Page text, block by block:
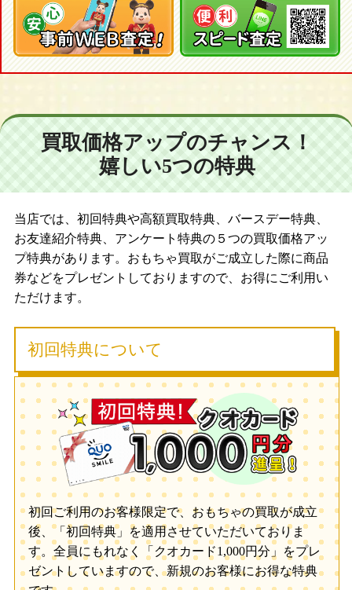
買取価格アップのチャンス！
嬉しい5つの特典
当店では、初回特典や高額買取特典、バースデー特典、
お友達紹介特典、アンケート特典の５つの買取価格アッ
プ特典があります。おもちゃ買取がご成立した際に商品
券などをプレゼントしておりますので、お得にご利用い
ただけます。
初回特典について
初回ご利用のお客様限定で、おもちゃの買取が成立
後、「初回特典」を適用させていただいておりま
す。全員にもれなく「クオカード1,000円分」をプレ
ゼントしていますので、新規のお客様にお得な特典